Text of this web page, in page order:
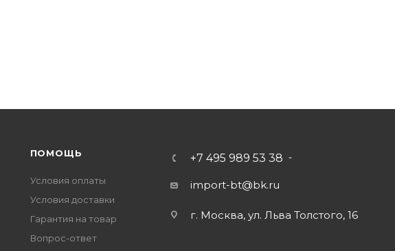
ПОМОЩЬ
Условия оплаты
Условия доставки
Гарантия на товар
Вопрос-ответ
+7 495 989 53 38
import-bt@bk.ru
г. Москва, ул. Льва Толстого, 16